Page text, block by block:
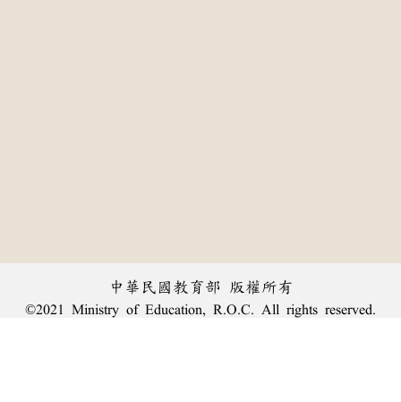
中華民國教育部 版權所有
©2021 Ministry of Education, R.O.C. All rights reserved.